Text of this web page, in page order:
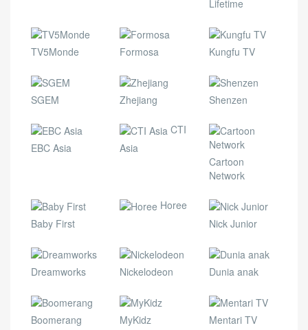
Lifetime
TV5Monde Formosa Kungfu TV
SGEM Zhejiang Shenzen
EBC Asia
CTI
Asia
Cartoon
Network
Baby First
Horee
Nick Junior
Dreamworks Nickelodeon Dunia anak
Boomerang MyKidz Mentari TV